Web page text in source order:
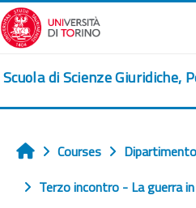
Skip to main content
Scuola di Scienze Giuridiche,
Home
Courses
Terzo incontro - La guerra